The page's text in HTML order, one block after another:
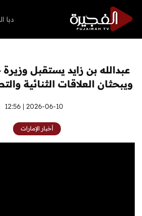
دبا
أم
عبدالله بن زايد يستقبل
ويبحثان العلاقات الثنائية
2026-06-10 | 12:56
أخبار الإمارات